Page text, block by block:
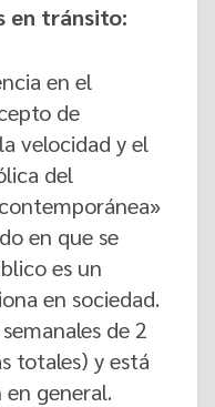
en tránsito:
en el
de
velocidad y el
del
en que se
es un
en sociedad.
de 2
totales) y está
general.